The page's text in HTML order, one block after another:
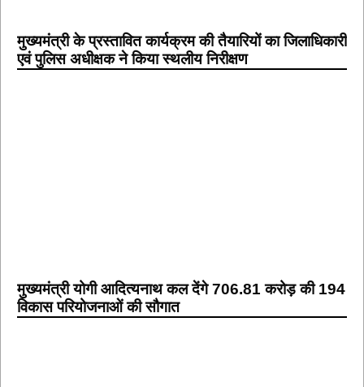
मुख्यमंत्री के प्रस्तावित कार्यक्रम की तैयारियों का जिलाधिकारी
एवं पुलिस अधीक्षक ने किया स्थलीय निरीक्षण
मुख्यमंत्री योगी आदित्यनाथ कल देंगे 706.81 करोड़ की 194
विकास परियोजनाओं की सौगात